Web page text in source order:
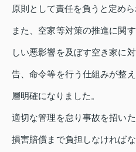
原則として責任を負うと定めら
また、空家等対策の推進に関
しい悪影響を及ぼす空き家に
告、命令等を行う仕組みが整
層明確になりました。
適切な管理を怠り事故を招い
損害賠償まで負担しなければ